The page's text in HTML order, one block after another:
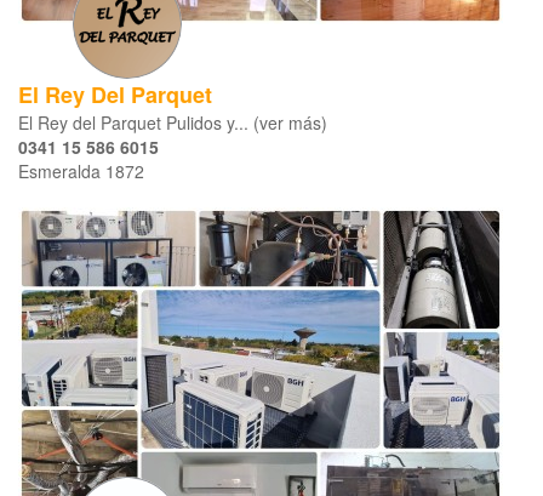
El Rey Del Parquet
El Rey del Parquet Pulidos y... (ver más)
0341 15 586 6015
Esmeralda 1872